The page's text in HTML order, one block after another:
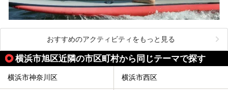
おすすめのアクティビティをもっと見る
横浜市旭区近隣の市区町村から同じテーマで探す
横浜市神奈川区 横浜市西区